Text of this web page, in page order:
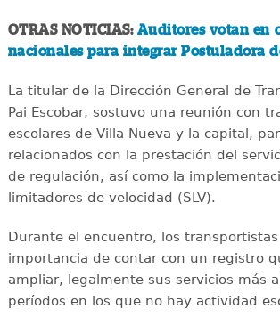
OTRAS NOTICIAS: Auditores votan en
nacionales para integrar Postuladora
La titular de la Dirección General de
Pai Escobar, sostuvo una reunión con
escolares de Villa Nueva y la capital,
relacionados con la prestación del
de regulación, así como la
limitadores de velocidad (SLV).
Durante el encuentro, los
importancia de contar con un registro
ampliar, legalmente sus servicios más
períodos en los que no hay actividad